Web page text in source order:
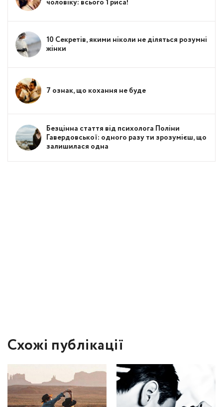
чоловіку: всього 1 риса!
10 Секретів, якими ніколи не діляться розумні
жінки
7 ознак, що кохання не буде
Безцінна стаття від психолога Поліни
Гавердовської: одного разу ти зрозумієш, що
залишилася одна
Схожі публікації